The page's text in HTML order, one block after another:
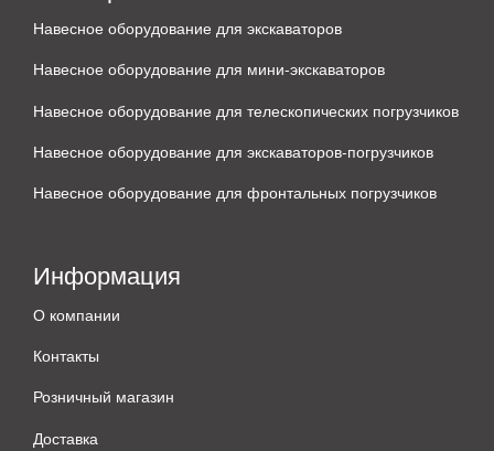
Навесное оборудование для экскаваторов
Навесное оборудование для мини-экскаваторов
Навесное оборудование для телескопических погрузчиков
Навесное оборудование для экскаваторов-погрузчиков
Навесное оборудование для фронтальных погрузчиков
Информация
О компании
Контакты
Розничный магазин
Доставка